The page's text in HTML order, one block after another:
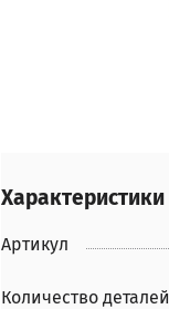
Характеристики
Артикул
Количество деталей